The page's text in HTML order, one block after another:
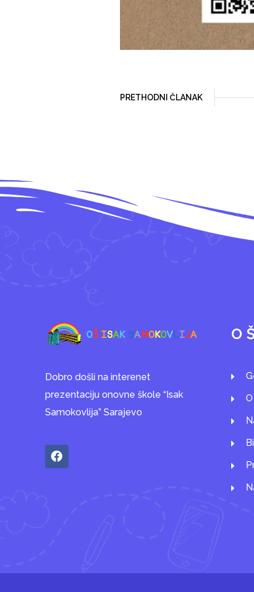
PRETHODNI ČLANAK
Dobro došli na interenet
prezentaciju onovne škole “Isak
Samokovlija” Sarajevo
O